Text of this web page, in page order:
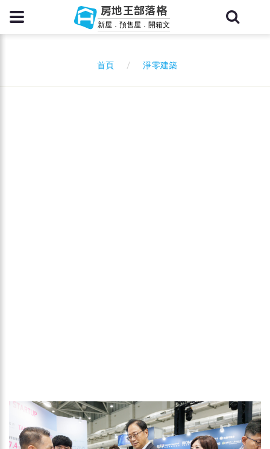
房地王部落格
新屋．預售屋．開箱文
首頁 淨零建築